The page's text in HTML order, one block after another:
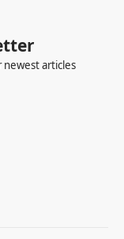
articles